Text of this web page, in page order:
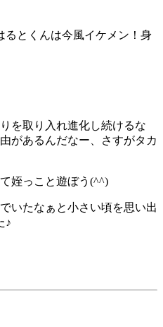
るとくんは今風イケメン！身
を取り入れ進化し続けるな
があるんだなー、さすがタカ
姪っこと遊ぼう(^^)
いたなぁと小さい頃を思い出
♪